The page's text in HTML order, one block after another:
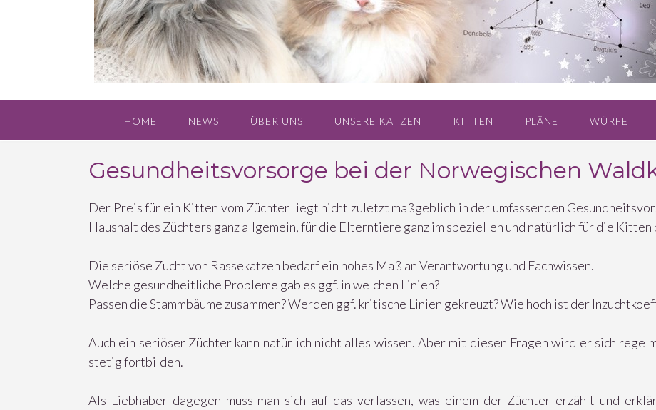
HOME NEWS ÜBER UNS UNSERE KATZEN KITTEN PLÄNE WÜRFE
Gesundheitsvorsorge bei der Norwegischen
Der Preis für ein Kitten vom Züchter liegt nicht zuletzt maßgeblich in der umfassenden
Haushalt des Züchters ganz allgemein, für die Elterntiere ganz im speziellen und natürlich für die
Die seriöse Zucht von Rassekatzen bedarf ein hohes Maß an Verantwortung und Fachwissen.
Welche gesundheitliche Probleme gab es ggf. in welchen Linien?
Passen die Stammbäume zusammen? Werden ggf. kritische Linien gekreuzt? Wie hoch ist der
Auch ein seriöser Züchter kann natürlich nicht alles wissen. Aber mit diesen Fragen wird er sich
stetig fortbilden.
Als Liebhaber dagegen muss man sich auf das verlassen, was einem der Züchter erzählt und